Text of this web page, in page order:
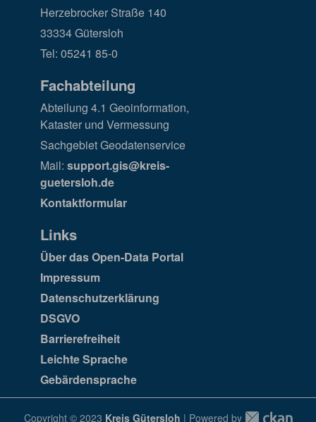
Herzebrocker Straße 140
33334 Gütersloh
Tel: 05241 85-0
Fachabteilung
Abteilung 4.1 Geoinformation,
Kataster und Vermessung
Sachgebiet Geodatenservice
Mail: support.gis@kreis-
guetersloh.de
Kontaktformular
Links
Über das Open-Data Portal
Impressum
Datenschutzerklärung
DSGVO
Barrierefreiheit
Leichte Sprache
Gebärdensprache
Copyright © 2023 Kreis Gütersloh | Powered by